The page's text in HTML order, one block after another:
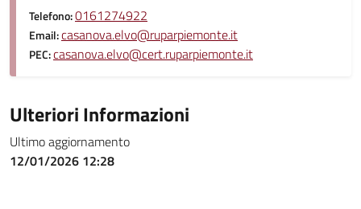
Telefono:0161274922
Email:casanova.elvo@ruparpiemonte.it
PEC:casanova.elvo@cert.ruparpiemonte.it
Ulteriori Informazioni
Ultimo aggiornamento
12/01/2026 12:28